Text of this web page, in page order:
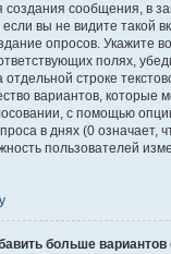
сообщения, в
если вы не видите такой
опросов. Укажите
полях,
строке
вариантов, которые
с помощью
в днях (0 означает,
пользователей
больше вариантов